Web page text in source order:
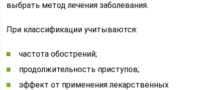
выбрать метод лечения заболевания.
При классификации учитываются:
частота обострений;
продолжительность приступов;
эффект от применения лекарственных